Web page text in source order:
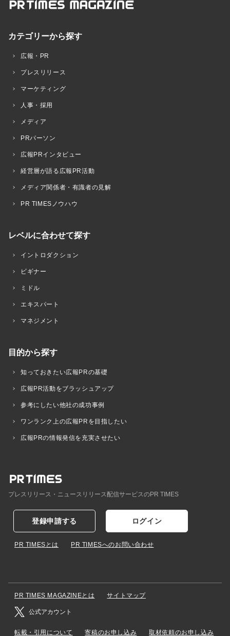
カテゴリーから探す
広報・PR
プレスリリース
マーケティング
人事・採用
メディア
PRパーソン
広報PRインタビュー
経営層が語る広報PR活動
メディア関係者・有識者の見解
PR TIMESノウハウ
レベルに合わせて探す
イントロダクション
ビギナー
ミドル
エキスパート
マネジメント
目的から探す
知っておきたい広報PRの基礎
広報PR活動をブラッシュアップ
参考にしたい他社の成功事例
ワンランク上の広報PRを目指したい
広報PRの情報発信を充実させたい
プレスリリース・ニュースリリース配信サービスのPR TIMES
登録申請する ログイン
PR TIMESとは PR TIMESへのお問い合わせ
PR TIMES MAGAZINEとは サイトマップ
公式アカウント
転載・引用について 寄稿のお申し込み 取材依頼のお申し込み